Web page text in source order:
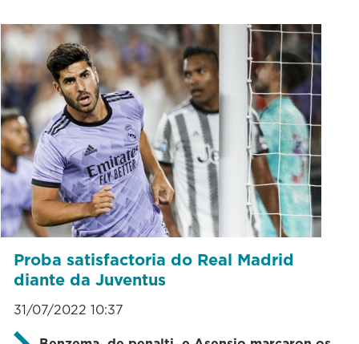
Proba satisfactoria do Real Madrid
diante da Juventus
31/07/2022 10:37